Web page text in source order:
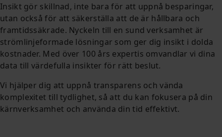
Insikt gör skillnad, inte bara för att uppnå besparingar,
utan också för att säkerställa att de är hållbara och
framtidssäkrade. Nyckeln till en sund verksamhet är
strömlinjeformade lösningar som ger dig insikt i dolda
kostnader. Med över 100 års expertis omvandlar vi dina
data till värdefulla insikter för rätt beslut.
Vi hjälper dig att uppnå transparens och vända
komplexitet till tydlighet, så att du kan fokusera på din
kärnverksamhet och använda din tid effektivt.